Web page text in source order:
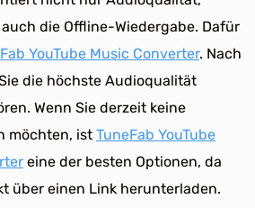
die Offline-Wiedergabe. Dafür
YouTube Music Converter. Nach
die höchste Audioqualität
Wenn Sie derzeit keine
möchten, ist TuneFab YouTube
eine der besten Optionen, da
über einen Link herunterladen.